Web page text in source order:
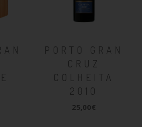
PORTO GRAN
CRUZ
COLHEITA
2010
25,00€